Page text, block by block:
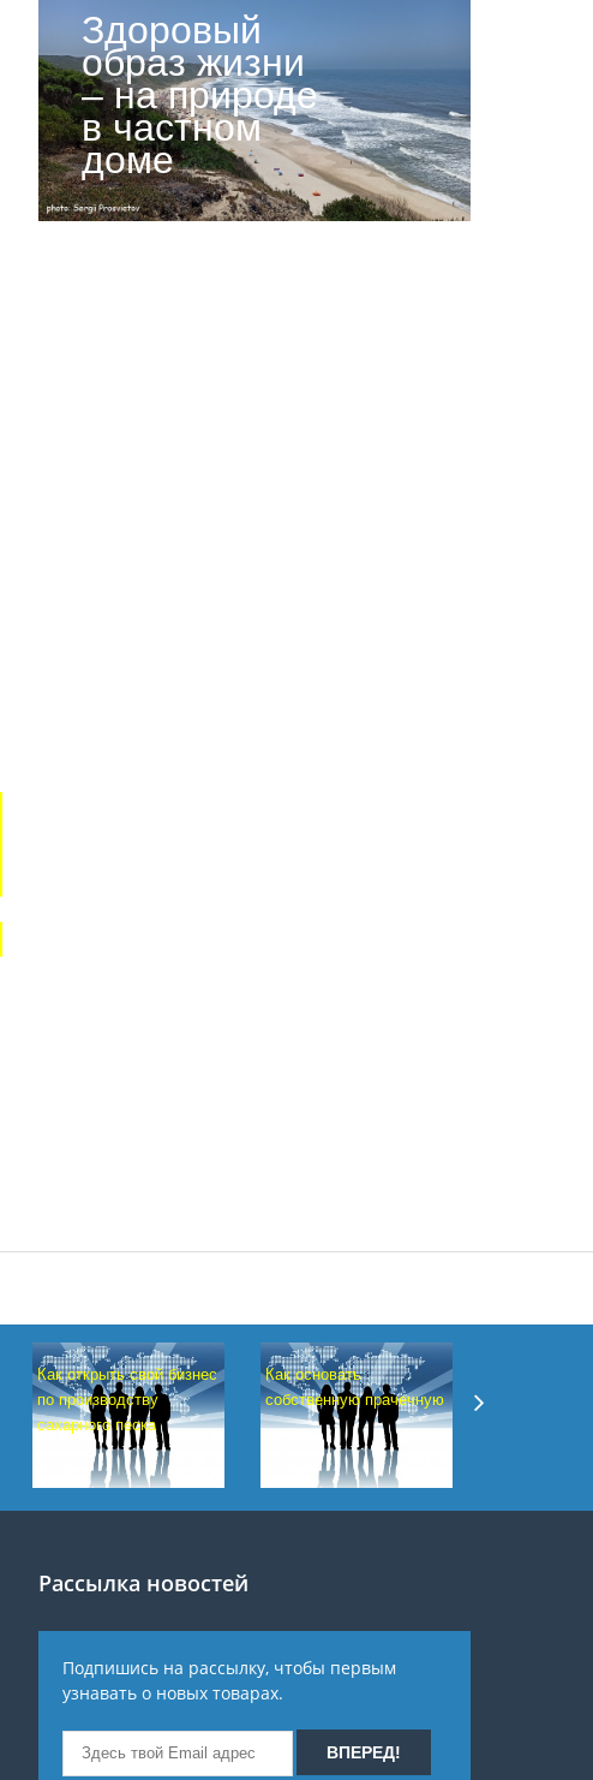
Здоровый
образ жизни
– на природе
в частном
доме
Как открыть свой бизнес
по производству
сахарного песка
Как основать
собственную прачечную
Рассылка новостей
Подпишись на рассылку, чтобы первым
узнавать о новых товарах.